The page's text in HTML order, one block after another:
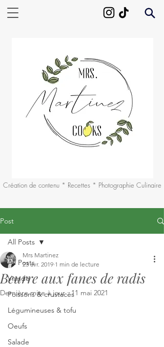
Création de contenu * Recettes * Photographie Culinaire
Post
All Posts
Viande
Poissons & crustacés
Légumineuses & tofu
Oeufs
Salade
All Posts
Beurre aux fanes de radis
Mrs Martinez
23 avr. 2019 1 min de lecture
Dernière mise à jour :11 mai 2021